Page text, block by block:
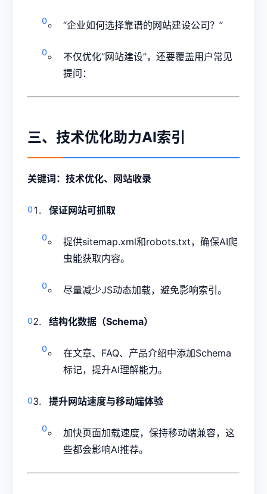
“企业如何选择靠谱的网站建设公司？”
不仅优化“网站建设”，还要覆盖用户常见
提问：
三、技术优化助力AI索引
关键词：技术优化、网站收录
保证网站可抓取
提供sitemap.xml和robots.txt，确保AI爬
虫能获取内容。
尽量减少JS动态加载，避免影响索引。
结构化数据（Schema）
在文章、FAQ、产品介绍中添加Schema
标记，提升AI理解能力。
提升网站速度与移动端体验
加快页面加载速度，保持移动端兼容，这
些都会影响AI推荐。